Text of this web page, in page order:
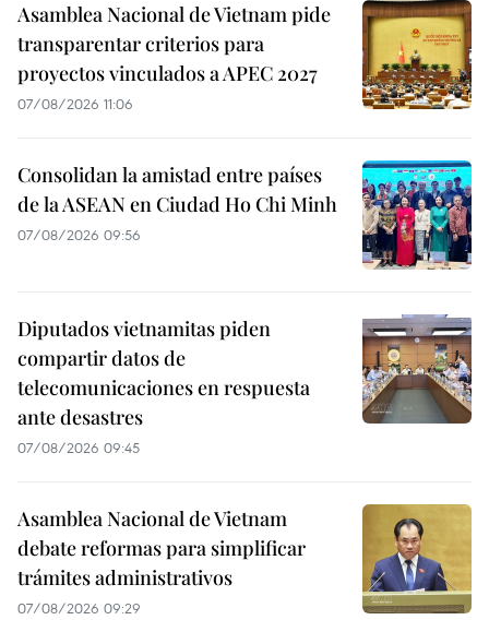
Asamblea Nacional de Vietnam pide
transparentar criterios para
proyectos vinculados a APEC 2027
07/08/2026 11:06
Consolidan la amistad entre países
de la ASEAN en Ciudad Ho Chi Minh
07/08/2026 09:56
Diputados vietnamitas piden
compartir datos de
telecomunicaciones en respuesta
ante desastres
07/08/2026 09:45
Asamblea Nacional de Vietnam
debate reformas para simplificar
trámites administrativos
07/08/2026 09:29